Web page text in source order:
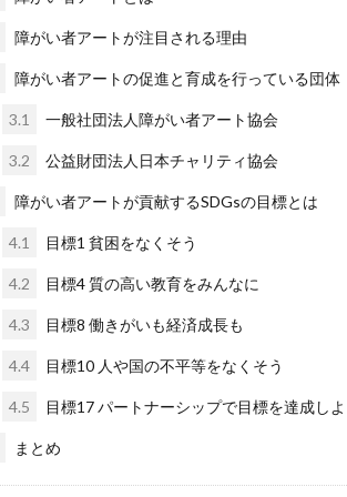
障がい者アートが注目される理由
障がい者アートの促進と育成を行っている団体
3.1 一般社団法人障がい者アート協会
3.2 公益財団法人日本チャリティ協会
障がい者アートが貢献するSDGsの目標とは
4.1 目標1 貧困をなくそう
4.2 目標4 質の高い教育をみんなに
4.3 目標8 働きがいも経済成長も
4.4 目標10 人や国の不平等をなくそう
4.5 目標17 パートナーシップで目標を達成し
まとめ